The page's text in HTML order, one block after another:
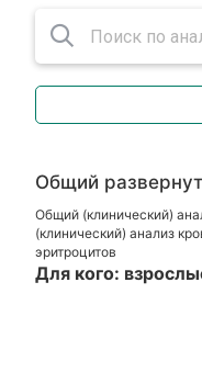
Общий
Общий (клинический)
(клинический) анализ
эритроцитов
Для кого: